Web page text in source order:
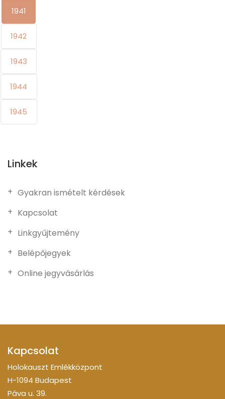
1941
1942
1943
1944
1945
Linkek
Gyakran ismételt kérdések
Kapcsolat
Linkgyűjtemény
Belépőjegyek
Online jegyvásárlás
Kapcsolat
Holokauszt Emlékközpont
H-1094 Budapest
Páva u. 39.